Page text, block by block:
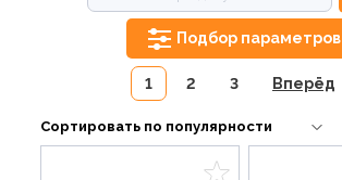
Подбор параметров
1 2 3 Вперёд